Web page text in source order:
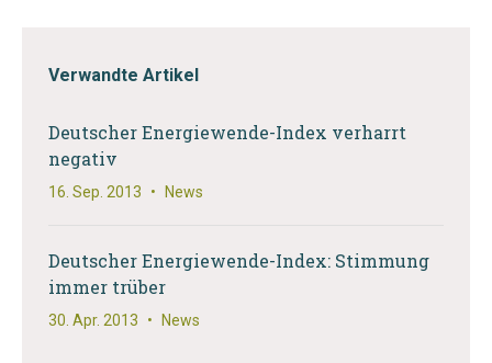
Verwandte Artikel
Deutscher Energiewende-Index verharrt
negativ
16. Sep. 2013 • News
Deutscher Energiewende-Index: Stimmung
immer trüber
30. Apr. 2013 • News